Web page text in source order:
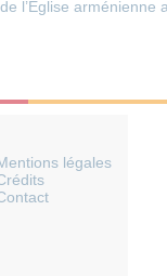
l’Église arménienne
légales